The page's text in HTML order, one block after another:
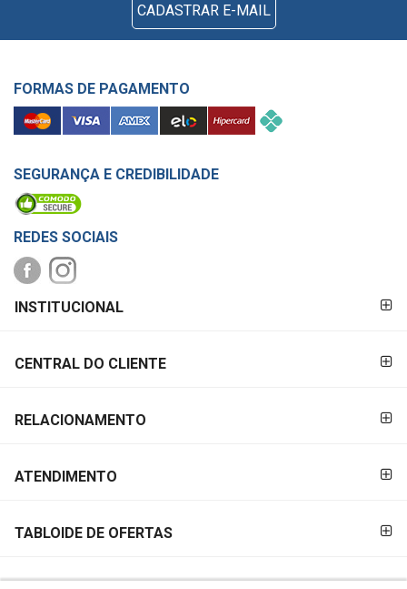
CADASTRAR E-MAIL
FORMAS DE PAGAMENTO
SEGURANÇA E CREDIBILIDADE
REDES SOCIAIS
PAGAMENTO
INSTITUCIONAL
CENTRAL DO CLIENTE
RELACIONAMENTO
ATENDIMENTO
TABLOIDE DE OFERTAS